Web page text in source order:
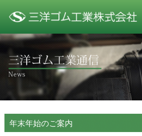
年末年始のご案内